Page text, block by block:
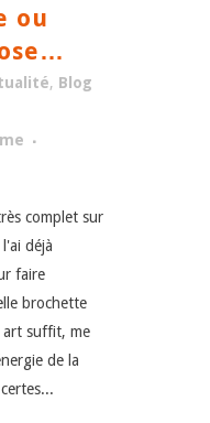
ou
, Blog
complet sur
déjà
faire
brochette
art suffit, me
de la